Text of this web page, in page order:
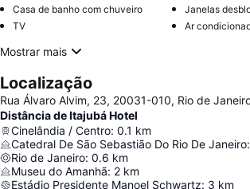
Casa de banho com chuveiro
Janelas
TV
Ar
Mostrar mais
Localização
Rua Álvaro Alvim, 23, 20031-010, Rio de
Distância de Itajubá Hotel
Cinelândia / Centro: 0.1 km
Catedral De São Sebastião Do Rio De Janeiro:
Rio de Janeiro: 0.6 km
Museu do Amanhã: 2 km
Estádio Presidente Manoel Schwartz: 3 km